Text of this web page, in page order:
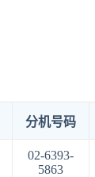
分机号码
02-6393-
5863